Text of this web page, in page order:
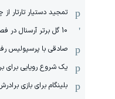
تمجید دستیار تارتار
10 گل برتر آرسنال در فصل 2003/2004
صادقی با پرسپولیس
یک شروع رویایی برای
بلینگام برای بازی